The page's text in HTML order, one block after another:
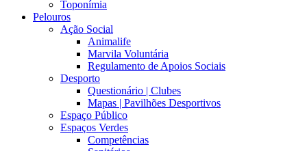
Toponímia
Pelouros
Ação Social
Animalife
Marvila Voluntária
Regulamento de Apoios Sociais
Desporto
Questionário | Clubes
Mapas | Pavilhões Desportivos
Espaço Público
Espaços Verdes
Competências